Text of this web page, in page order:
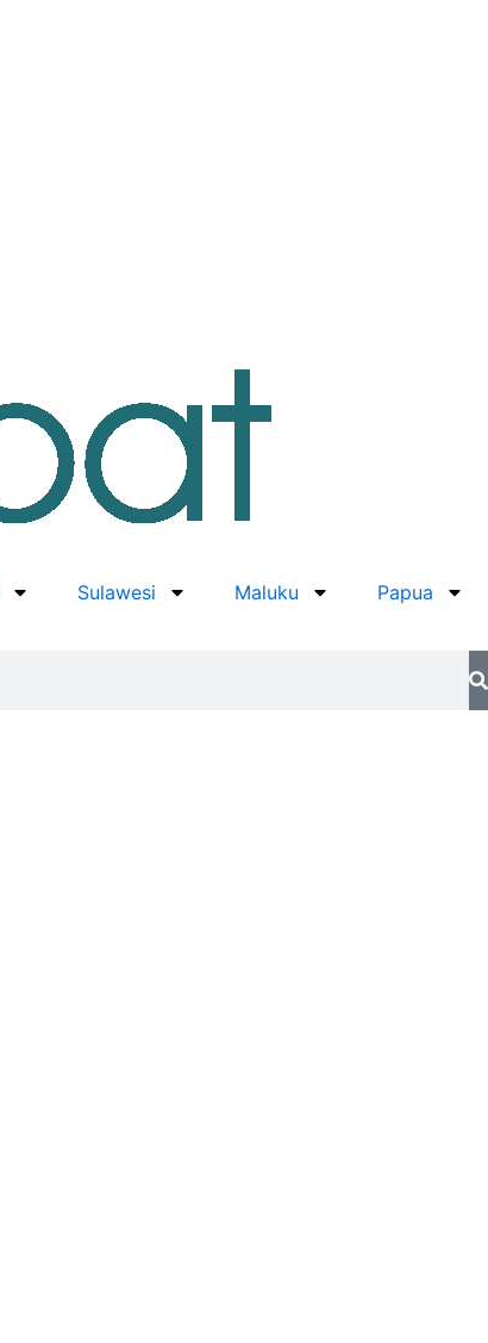
Sulawesi Maluku Papua